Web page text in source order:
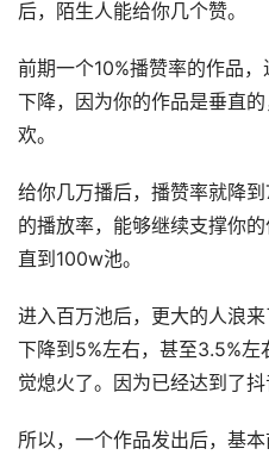
后，陌生人能给你几个赞。
前期一个10%播赞率的作品
下降，因为你的作品是垂直
欢。
给你几万播后，播赞率就降
的播放率，能够继续支撑你
直到100w池。
进入百万池后，更大的人浪
下降到5%左右，甚至3.5%
觉熄火了。因为已经达到了
所以，一个作品发出后，基